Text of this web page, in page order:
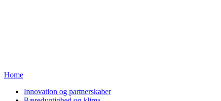
Home
Innovation og partnerskaber